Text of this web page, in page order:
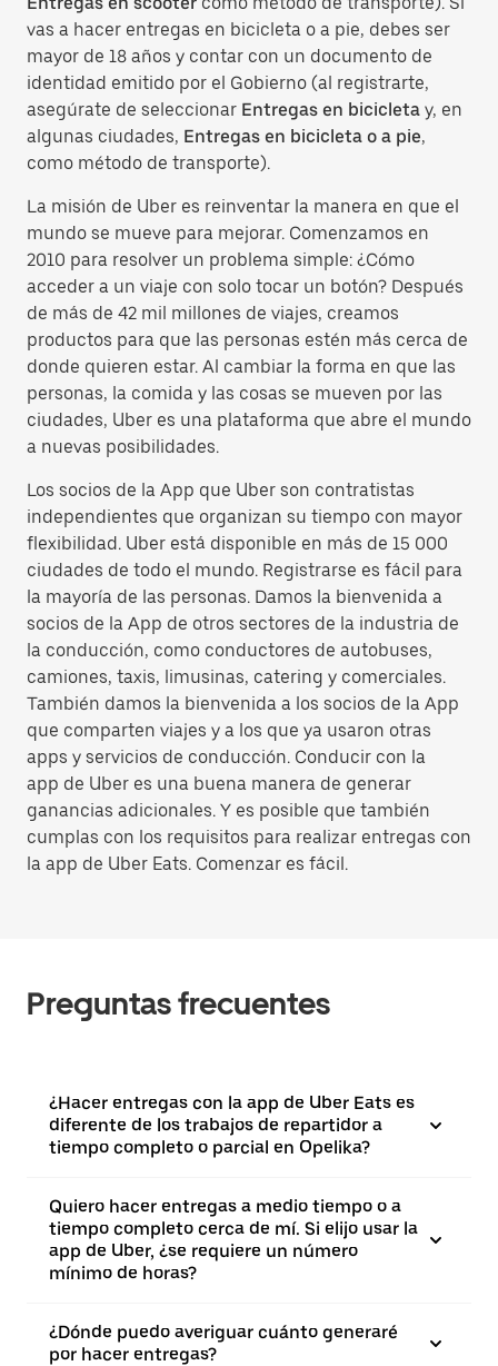
vas a hacer entregas en bicicleta o a pie, debes ser
mayor de 18 años y contar con un documento de
identidad emitido por el Gobierno (al registrarte,
asegúrate de seleccionar Entregas en bicicleta y, en
algunas ciudades, Entregas en bicicleta o a pie,
como método de transporte).
La misión de Uber es reinventar la manera en que el
mundo se mueve para mejorar. Comenzamos en
2010 para resolver un problema simple: ¿Cómo
acceder a un viaje con solo tocar un botón? Después
de más de 42 mil millones de viajes, creamos
productos para que las personas estén más cerca de
donde quieren estar. Al cambiar la forma en que las
personas, la comida y las cosas se mueven por las
ciudades, Uber es una plataforma que abre el mundo
a nuevas posibilidades.
Los socios de la App que Uber son contratistas
independientes que organizan su tiempo con mayor
flexibilidad. Uber está disponible en más de 15 000
ciudades de todo el mundo. Registrarse es fácil para
la mayoría de las personas. Damos la bienvenida a
socios de la App de otros sectores de la industria de
la conducción, como conductores de autobuses,
camiones, taxis, limusinas, catering y comerciales.
También damos la bienvenida a los socios de la App
que comparten viajes y a los que ya usaron otras
apps y servicios de conducción. Conducir con la
app de Uber es una buena manera de generar
ganancias adicionales. Y es posible que también
cumplas con los requisitos para realizar entregas con
la app de Uber Eats. Comenzar es fácil.
Preguntas frecuentes
¿Hacer entregas con la app de Uber Eats es
diferente de los trabajos de repartidor a
tiempo completo o parcial en Opelika?
Quiero hacer entregas a medio tiempo o a
tiempo completo cerca de mí. Si elijo usar la
app de Uber, ¿se requiere un número
mínimo de horas?
¿Dónde puedo averiguar cuánto generaré
por hacer entregas?